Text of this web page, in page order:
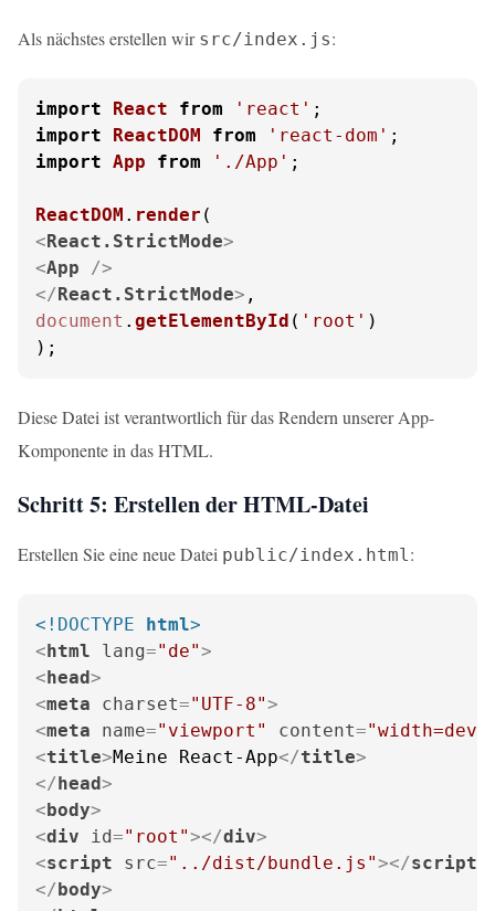
Als nächstes erstellen wir src/index.js:
import React from 'react'
import
ReactDOM from 'react-dom'
import App from './App' ;
ReactDOM . render
<React.StrictMode>
<App />
</React.StrictMode>
document . getElementById ( 'root' )
);
Diese Datei ist verantwortlich für das Rendern unserer App-
Komponente in das HTML.
Schritt 5: Erstellen der HTML-Datei
Erstellen Sie eine neue Datei public/index.html:
<!DOCTYPE html>
<html lang="de">
<head>
<meta charset="UTF-8">
<meta name="viewport" content=
<title>Meine React-App</title>
</head>
<body>
<div id="root"></div>
<script src="../dist/bundle.js"></script
</body>